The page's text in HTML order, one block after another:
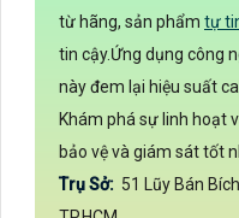
từ hãng, sản phẩm tự
tin cậy.Ứng dụng công
này đem lại hiệu suất
Khám phá sự linh hoạt
bảo vệ và giám sát tốt
Trụ Sở: 51 Lũy Bán